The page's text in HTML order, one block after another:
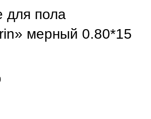
для пола
мерный 0.80*15